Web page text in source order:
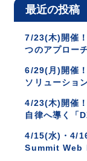
最近の投稿
7/23(木)開催
つのアプロー
6/29(月)開催
ソリューショ
4/23(木)開催
自律へ導く「
4/15(水)・4/
Summit Web